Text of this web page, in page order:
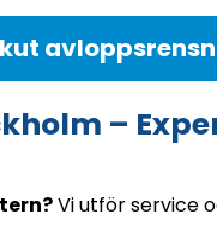
–
Vi utför service